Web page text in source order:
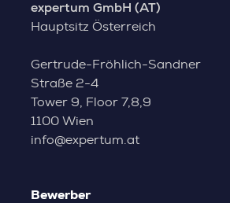
expertum GmbH (AT)
Hauptsitz Österreich
Gertrude-Fröhlich-Sandner
Straße 2-4
Tower 9, Floor 7,8,9
1100 Wien
info@expertum.at
Bewerber